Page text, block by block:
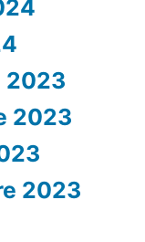
2023
2023
2023